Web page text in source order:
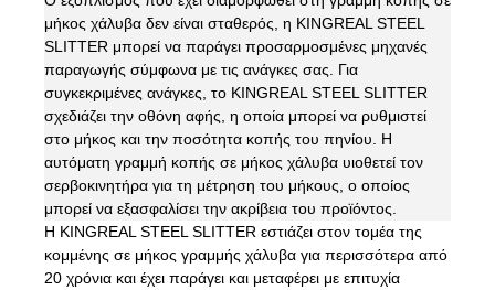
μήκος χάλυβα δεν είναι σταθερός, η KINGREAL STEEL
SLITTER μπορεί να παράγει προσαρμοσμένες μηχανές
παραγωγής σύμφωνα με τις ανάγκες σας. Για
συγκεκριμένες ανάγκες, το KINGREAL STEEL SLITTER
σχεδιάζει την οθόνη αφής, η οποία μπορεί να ρυθμιστεί
στο μήκος και την ποσότητα κοπής του πηνίου. Η
αυτόματη γραμμή κοπής σε μήκος χάλυβα υιοθετεί τον
σερβοκινητήρα για τη μέτρηση του μήκους, ο οποίος
μπορεί να εξασφαλίσει την ακρίβεια του προϊόντος.
Η KINGREAL STEEL SLITTER εστιάζει στον τομέα της
κομμένης σε μήκος γραμμής χάλυβα για περισσότερα από
20 χρόνια και έχει παράγει και μεταφέρει με επιτυχία